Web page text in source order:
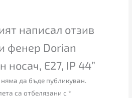
написал отзив
фенер Dorian
носач, E27, IP 44”
да бъде публикуван.
са отбелязани с *